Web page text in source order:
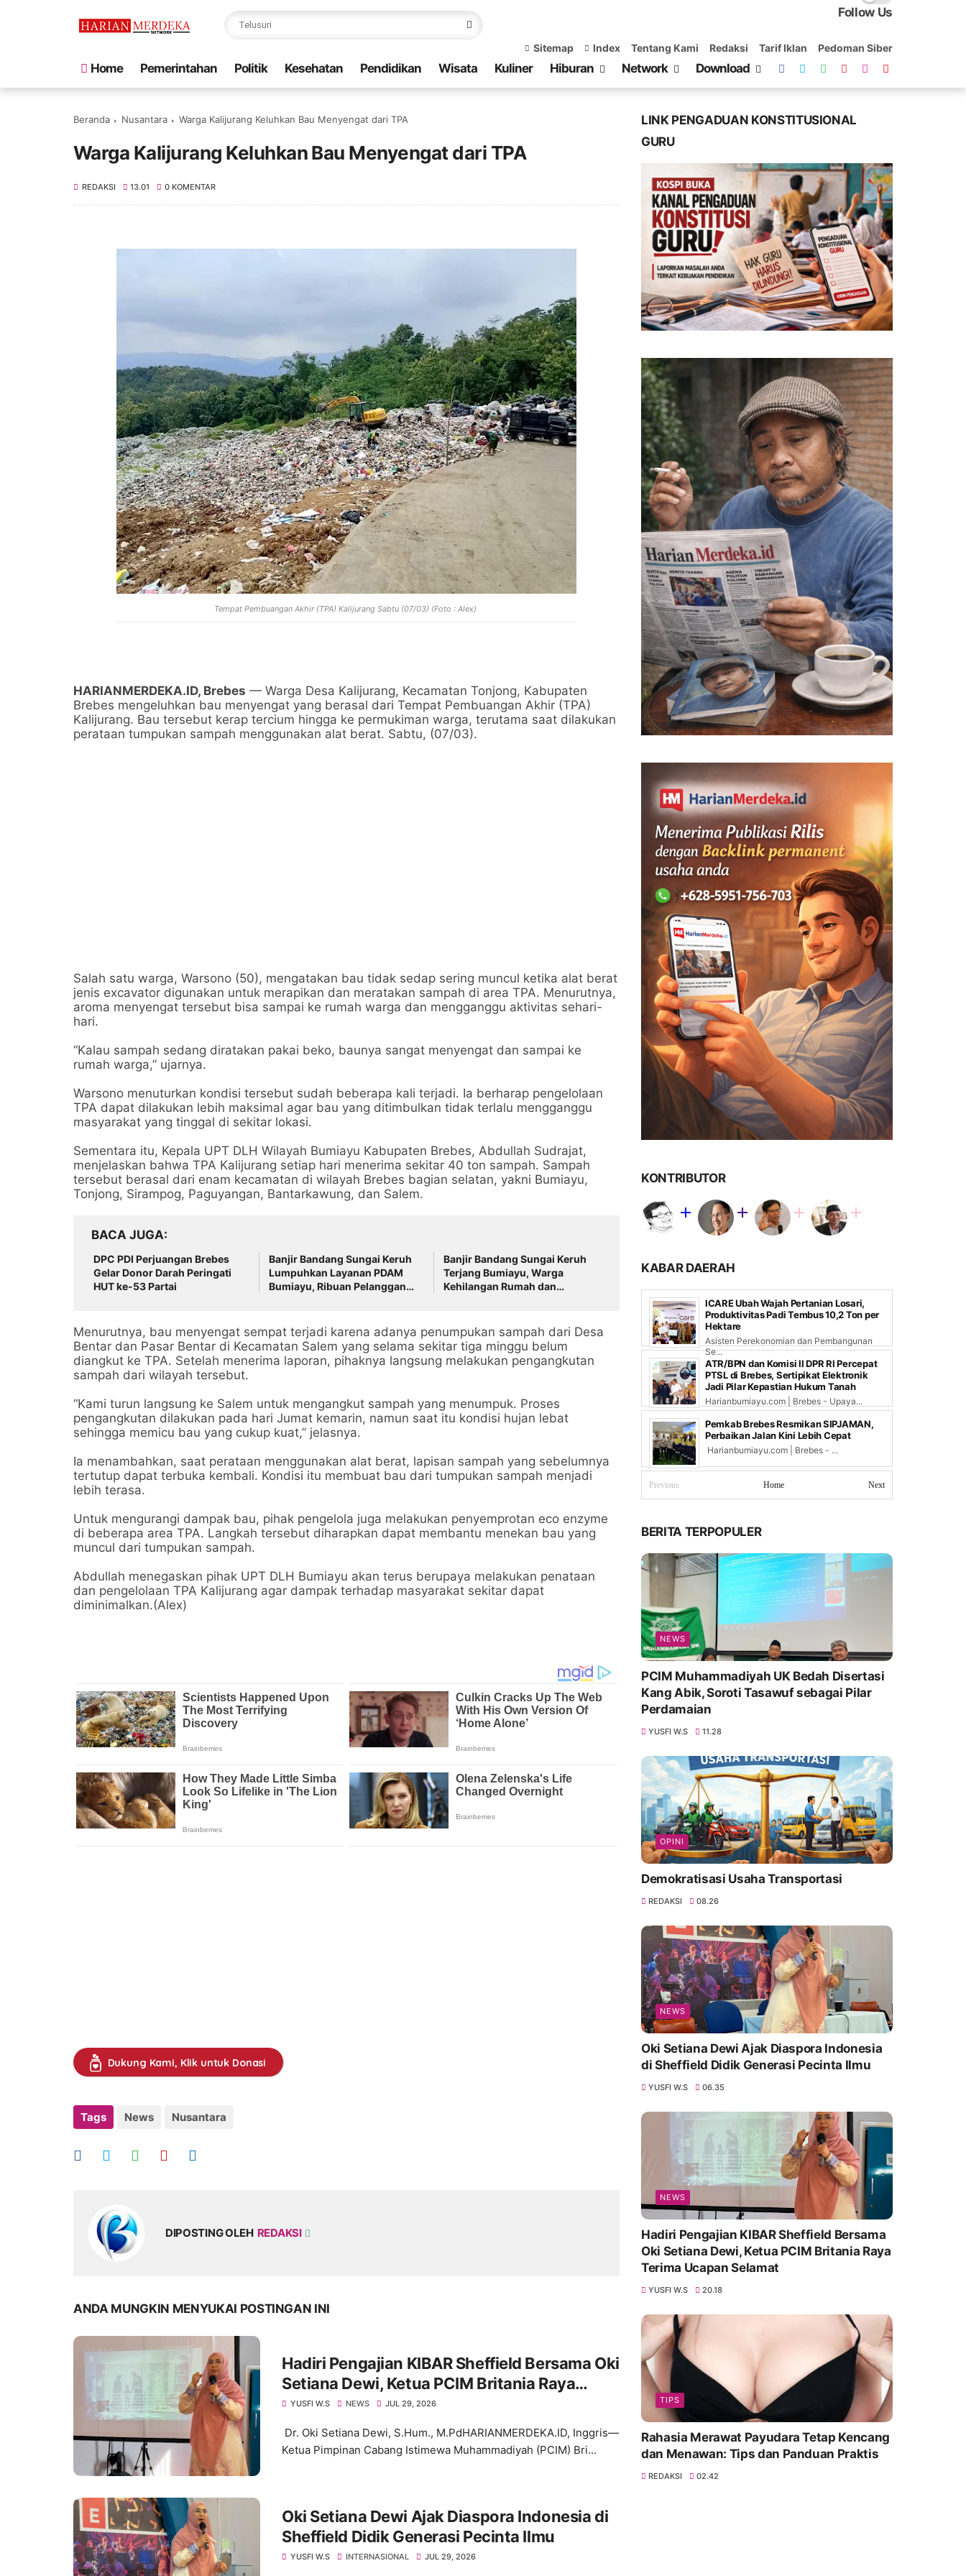
Follow Us
Sitemap Index Tentang Kami Redaksi Tarif Iklan Pedoman Siber
Home Pemerintahan Politik Kesehatan Pendidikan Wisata Kuliner Hiburan Network Download
Beranda Nusantara Warga Kalijurang Keluhkan Bau Menyengat dari TPA
Warga Kalijurang Keluhkan Bau Menyengat dari TPA
REDAKSI 13.01 0 KOMENTAR
Tempat Pembuangan Akhir (TPA) Kalijurang Sabtu (07/03) (Foto : Alex)
HARIANMERDEKA.ID, Brebes — Warga Desa Kalijurang, Kecamatan Tonjong, Kabupaten
Brebes mengeluhkan bau menyengat yang berasal dari Tempat Pembuangan Akhir (TPA)
Kalijurang. Bau tersebut kerap tercium hingga ke permukiman warga, terutama saat dilakukan
perataan tumpukan sampah menggunakan alat berat. Sabtu, (07/03).
Salah satu warga, Warsono (50), mengatakan bau tidak sedap sering muncul ketika alat berat
jenis excavator digunakan untuk merapikan dan meratakan sampah di area TPA. Menurutnya,
aroma menyengat tersebut bisa sampai ke rumah warga dan mengganggu aktivitas sehari-
hari.
“Kalau sampah sedang diratakan pakai beko, baunya sangat menyengat dan sampai ke
rumah warga,” ujarnya.
Warsono menuturkan kondisi tersebut sudah beberapa kali terjadi. Ia berharap pengelolaan
TPA dapat dilakukan lebih maksimal agar bau yang ditimbulkan tidak terlalu mengganggu
masyarakat yang tinggal di sekitar lokasi.
Sementara itu, Kepala UPT DLH Wilayah Bumiayu Kabupaten Brebes, Abdullah Sudrajat,
menjelaskan bahwa TPA Kalijurang setiap hari menerima sekitar 40 ton sampah. Sampah
tersebut berasal dari enam kecamatan di wilayah Brebes bagian selatan, yakni Bumiayu,
Tonjong, Sirampog, Paguyangan, Bantarkawung, dan Salem.
BACA JUGA
DPC PDI Perjuangan Brebes
Gelar Donor Darah Peringati
HUT ke-53 Partai
Banjir Bandang Sungai Keruh
Lumpuhkan Layanan PDAM
Bumiayu, Ribuan Pelanggan
Banjir Bandang Sungai Keruh
Terjang Bumiayu, Warga
Kehilangan Rumah dan
Menurutnya, bau menyengat sempat terjadi karena adanya penumpukan sampah dari Desa
Bentar dan Pasar Bentar di Kecamatan Salem yang selama sekitar tiga minggu belum
diangkut ke TPA. Setelah menerima laporan, pihaknya langsung melakukan pengangkutan
sampah dari wilayah tersebut.
“Kami turun langsung ke Salem untuk mengangkut sampah yang menumpuk. Proses
pengangkutan dilakukan pada hari Jumat kemarin, namun saat itu kondisi hujan lebat
sehingga memicu bau yang cukup kuat,” jelasnya.
Ia menambahkan, saat perataan menggunakan alat berat, lapisan sampah yang sebelumnya
tertutup dapat terbuka kembali. Kondisi itu membuat bau dari tumpukan sampah menjadi
lebih terasa.
Untuk mengurangi dampak bau, pihak pengelola juga melakukan penyemprotan eco enzyme
di beberapa area TPA. Langkah tersebut diharapkan dapat membantu menekan bau yang
muncul dari tumpukan sampah.
Abdullah menegaskan pihak UPT DLH Bumiayu akan terus berupaya melakukan penataan
dan pengelolaan TPA Kalijurang agar dampak terhadap masyarakat sekitar dapat
diminimalkan.(Alex)
Dukung Kami, Klik untuk Donasi
Tags News Nusantara
DIPOSTING OLEH REDAKSI
ANDA MUNGKIN MENYUKAI POSTINGAN INI
Hadiri Pengajian KIBAR Sheffield Bersama Oki
Setiana Dewi, Ketua PCIM Britania Raya
Terima Ucapan Selamat
YUSFI W.S NEWS JUL 29, 2026
Dr. Oki Setiana Dewi, S.Hum., M.PdHARIANMERDEKA.ID, Inggris—
Ketua Pimpinan Cabang Istimewa Muhammadiyah (PCIM) Bri...
Oki Setiana Dewi Ajak Diaspora Indonesia di
Sheffield Didik Generasi Pecinta Ilmu
YUSFI W.S INTERNASIONAL JUL 29, 2026
LINK PENGADUAN KONSTITUSIONAL
GURU
KONTRIBUTOR
KABAR DAERAH
ICARE Ubah Wajah Pertanian Losari,
Produktivitas Padi Tembus 10,2 Ton per
Hektare
Asisten Perekonomian dan Pembangunan
Se...
ATR/BPN dan Komisi II DPR RI Percepat
PTSL di Brebes, Sertipikat Elektronik
Jadi Pilar Kepastian Hukum Tanah
Harianbumiayu.com | Brebes - Upaya...
Pemkab Brebes Resmikan SIPJAMAN,
Perbaikan Jalan Kini Lebih Cepat
Harianbumiayu.com | Brebes - ...
Previous Next
Home
BERITA TERPOPULER
NEWS
PCIM Muhammadiyah UK Bedah Disertasi
Kang Abik, Soroti Tasawuf sebagai Pilar
Perdamaian
YUSFI W.S 11.28
OPINI
Demokratisasi Usaha Transportasi
REDAKSI 08.26
NEWS
Oki Setiana Dewi Ajak Diaspora Indonesia
di Sheffield Didik Generasi Pecinta Ilmu
YUSFI W.S 06.35
NEWS
Hadiri Pengajian KIBAR Sheffield Bersama
Oki Setiana Dewi, Ketua PCIM Britania Raya
Terima Ucapan Selamat
YUSFI W.S 20.18
TIPS
Rahasia Merawat Payudara Tetap Kencang
dan Menawan: Tips dan Panduan Praktis
REDAKSI 02.42